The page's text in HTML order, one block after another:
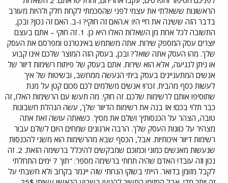
הראשונות ששאלתי את עצמי לפני שהסכמתי לקחת חלק ולהיות מעורב
בדבר הזה ששינה את חיי היו: א.האם זה חוקי? ו-ב. האם זה נכון? ובכן,
התשובה לכל אחת מן השאלות האלו היא כן. 1. זה חוקי – אתם בעצם
יוצרים עסק המספק שירות. אתה משתמש באינטרנט ומפרסם את העסק
שלך. מהו העסק אתה שואל? ובכן, בעסק הזה המוצר שלכם אינו קבוע
או ניתן לנגיעה, אלא הוא שירות. אתם בעסק של פיתוח רשימות דיוור של
אנשים המתעניינים בעסק ביתי הנעשה ממחשב, ובשיטות של איך
לעשות כסף מהבית. זכרו! אנשים משלמים לכם סכום קטן על מנת
שתוסיפו אותם לרשימות שלכם. זה חוקי. מה תעשו עם הרשימות האלו, זה
כבר תלוי בכם! אז בנה את רשימות הדיוור שלך, עשה הנהלת חשבונות
טובה, הצהר על הכנסותיך ושלם את מסיך. כשאתה עושה זאת אתה
מצהיר על כוונות העסק שלך. הרבה ארגונים שמחים היום לשלם עבור
רשימות דיוור איכותיות. אבל, הכסף שבא מהרשימות הוא משני להכנסות
שנעשות מאנשים כמוני וכמוכם שמבקשים להיכלל ברשימה הזאת. 2. זה
נכון וזה עובד! האדם שהיה תחתי ברשימה מספר: "תוך 7 ימים התחלתי
לקבל מזומן בדואר. הייתי בשוק! הנחתי שזה ייגמר בקרוב ולא חשבתי על